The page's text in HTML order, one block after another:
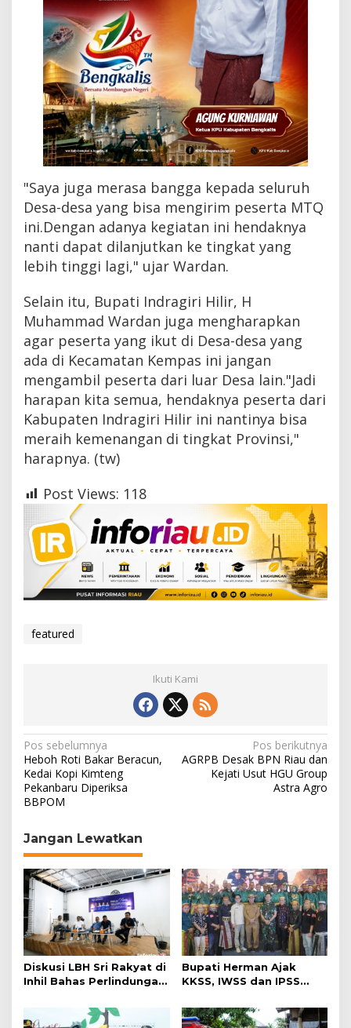
"Saya juga merasa bangga kepada seluruh
Desa-desa yang bisa mengirim peserta MTQ
ini.Dengan adanya kegiatan ini hendaknya
nanti dapat dilanjutkan ke tingkat yang
lebih tinggi lagi," ujar Wardan.
Selain itu, Bupati Indragiri Hilir, H
Muhammad Wardan juga mengharapkan
agar peserta yang ikut di Desa-desa yang
ada di Kecamatan Kempas ini jangan
mengambil peserta dari luar Desa lain."Jadi
harapan kita semua, hendaknya peserta dari
Kabupaten Indragiri Hilir ini nantinya bisa
meraih kemenangan di tingkat Provinsi,"
harapnya. (tw)
Post Views: 118
featured
Ikuti Kami
N
a
v
g
a
s
i
p
o
s
Pos sebelumnya
Heboh Roti Bakar Beracun,
Kedai Kopi Kimteng
Pekanbaru Diperiksa
BBPOM
Pos berikutnya
AGRPB Desak BPN Riau dan
Kejati Usut HGU Group
Astra Agro
Jangan Lewatkan
Diskusi LBH Sri Rakyat di
Inhil Bahas Perlindungan
Bupati Herman Ajak
KKSS, IWSS dan IPSS
Inhil